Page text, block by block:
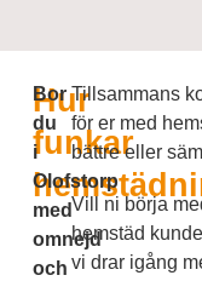
Hur
funkar
Bor
du
i
Olofstorp
med
omnejd
och
Tillsammans
för er med
bättre eller
Vill ni börja
hemstäd
vi drar igång